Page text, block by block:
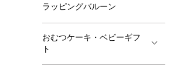
ラッピングバルーン
おむつケーキ・ベビーギフ
ト